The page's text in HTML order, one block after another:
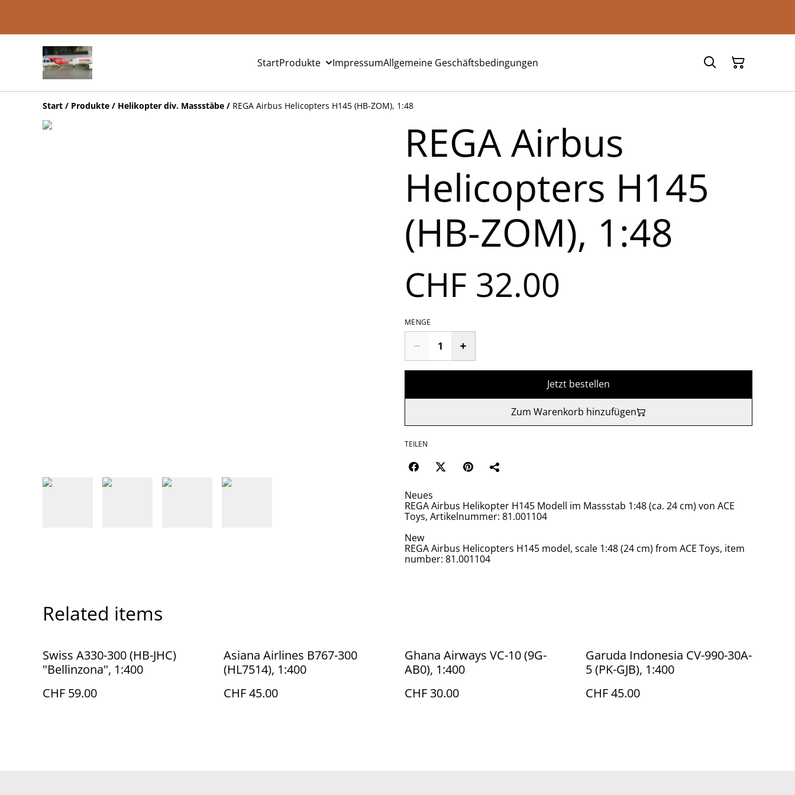
StartProdukte ImpressumAllgemeine Geschäftsbedingungen
Start / Produkte / Helikopter div. Massstäbe / REGA Airbus Helicopters H145 (HB-ZOM), 1:48
REGA Airbus
Helicopters H145
(HB-ZOM), 1:48
CHF 32.00
MENGE
Jetzt bestellen
Zum Warenkorb hinzufügen
TEILEN
Neues
REGA Airbus Helikopter H145 Modell im Massstab 1:48 (ca. 24 cm) von ACE
Toys, Artikelnummer: 81.001104
New
REGA Airbus Helicopters H145 model, scale 1:48 (24 cm) from ACE Toys, item
number: 81.001104
Related items
Swiss A330-300 (HB-JHC)
"Bellinzona", 1:400
CHF 59.00
Asiana Airlines B767-300
(HL7514), 1:400
CHF 45.00
Ghana Airways VC-10 (9G-
AB0), 1:400
CHF 30.00
Garuda Indonesia CV-990-30A-
5 (PK-GJB), 1:400
CHF 45.00